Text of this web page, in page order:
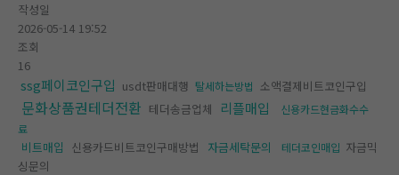
작성일
2026-05-14 19:52
조회
16
ssg페이코인구입 usdt판매대행 탈세하는방법 소액결제비트코인구입
문화상품권테더전환 테더송금업체 리플매입
신용카드현금화수수
료
비트매입 신용카드비트코인구매방법 자금세탁문의 테더코인매입 자금믹
싱문의